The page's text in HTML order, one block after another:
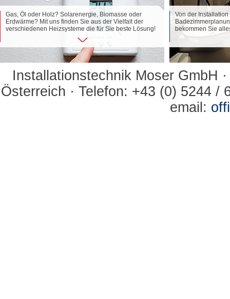
Gas, Öl oder Holz? Solarenergie, Biomasse oder
Erdwärme? Mit uns finden Sie aus der Vielfalt der
verschiedenen Heizsysteme die für Sie beste Lösung!
Von der
bekommen Sie
Installationstechnik Moser GmbH
Österreich · Telefon: +43 (0) 5244 /
email: